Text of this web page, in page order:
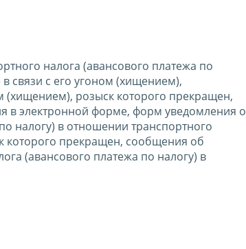
налога (авансового платежа по
связи с его угоном (хищением),
(хищением), розыск которого прекращен,
в электронной форме, форм уведомления о
налогу) в отношении транспортного
которого прекращен, сообщения об
(авансового платежа по налогу) в